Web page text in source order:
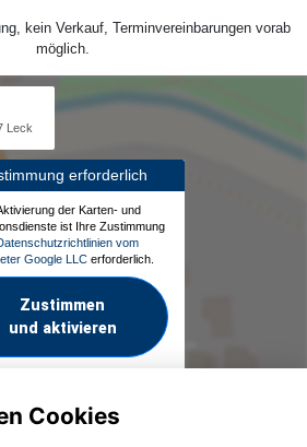
kein Verkauf, Terminvereinbarungen vorab
möglich.
Leck
erforderlich
der Karten- und
ist Ihre Zustimmung
vom
Google LLC erforderlich.
Zustimmen
und aktivieren
Cookies